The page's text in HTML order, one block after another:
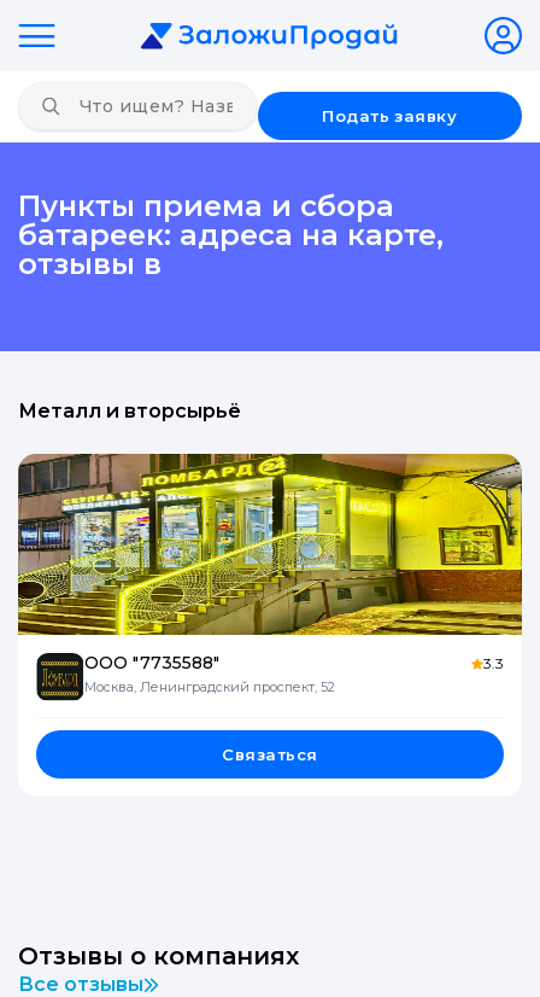
Подать заявку
Пункты приема и сбора
батареек: адреса на карте,
отзывы в
Металл и вторсырьё
ООО "7735588"
Москва, Ленинградский проспект, 52
3.3
Связаться
Отзывы о компаниях
Все отзывы